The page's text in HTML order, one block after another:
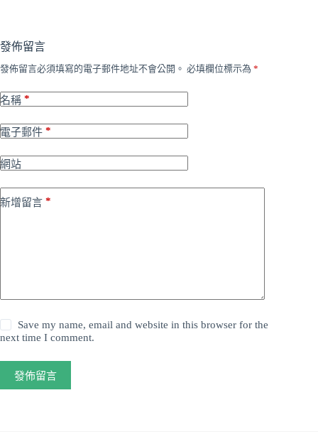
發佈留言
發佈留言必須填寫的電子郵件地址不會公開。 必填欄位標示為 *
名稱 *
電子郵件 *
網站
新增留言 *
Save my name, email and website in this browser for the
next time I comment.
發佈留言